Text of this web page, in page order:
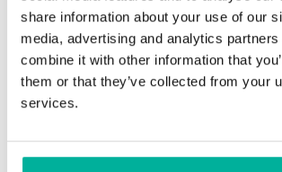
share information about your use of our
media, advertising and analytics
combine it with other information that
them or that they’ve collected from your
services.
Du förtjänar att ha de allra bästa
förutsättningarna för din
Vi har en trevlig och kunnig
tjänster.